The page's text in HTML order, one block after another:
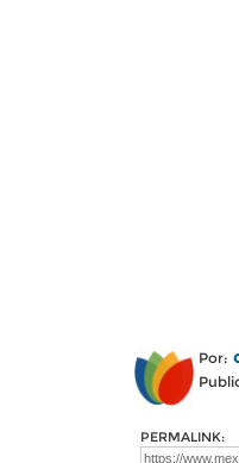
Por:
PERMALINK: